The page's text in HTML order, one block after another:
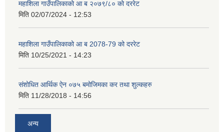
महाशिला गाउँपालिकाको आ ब २०७९/८० को दररेट
मिति 02/07/2024 - 12:53
महाशिला गाउँपालिकाको आ ब 2078-79 को दररेट
मिति 10/25/2021 - 14:23
संशोधित आर्थिक ऐन ०७५ बमोजिमका कर तथा शुल्कहरु
मिति 11/28/2018 - 14:56
अन्य